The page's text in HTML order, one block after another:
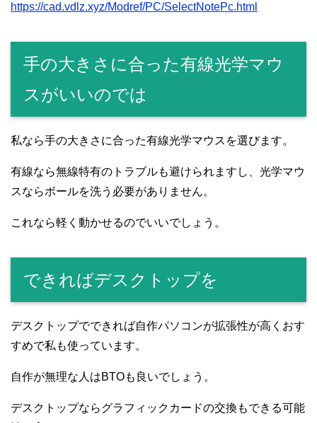
https://cad.vdlz.xyz/Modref/PC/SelectNotePc.html
手の大きさに合った有線光学マウ
スがいいのでは
私なら手の大きさに合った有線光学マウスを選びます。
有線なら無線特有のトラブルも避けられますし、光学マウ
スならボールを洗う必要がありません。
これなら軽く動かせるのでいいでしょう。
できればデスクトップを
デスクトップでできれば自作パソコンが拡張性が高くおす
すめで私も使っています。
自作が無理な人はBTOも良いでしょう。
デスクトップならグラフィックカードの交換もできる可能